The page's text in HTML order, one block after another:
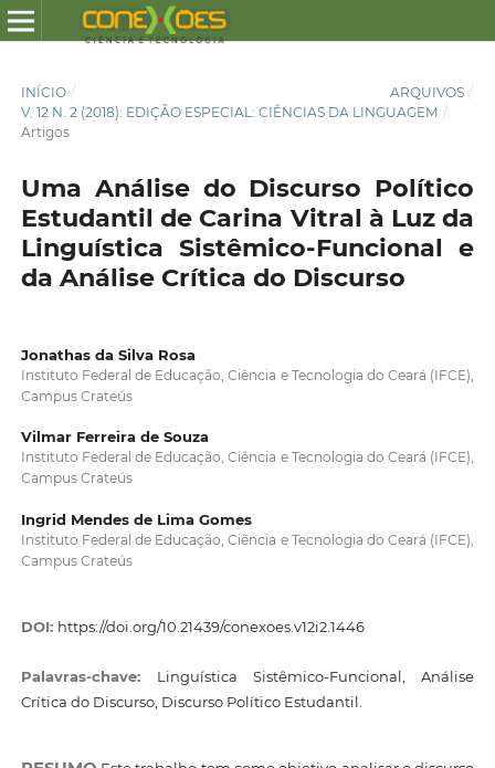
INÍCIO / ARQUIVOS /
V. 12 N. 2 (2018): EDIÇÃO ESPECIAL: CIÊNCIAS DA LINGUAGEM /
Artigos
Uma Análise do Discurso Político
Estudantil de Carina Vitral à Luz da
Linguística Sistêmico-Funcional e
da Análise Crítica do Discurso
Jonathas da Silva Rosa
Instituto Federal de Educação, Ciência e Tecnologia do Ceará (IFCE),
Campus Crateús
Vilmar Ferreira de Souza
Instituto Federal de Educação, Ciência e Tecnologia do Ceará (IFCE),
Campus Crateús
Ingrid Mendes de Lima Gomes
Instituto Federal de Educação, Ciência e Tecnologia do Ceará (IFCE),
Campus Crateús
DOI: https://doi.org/10.21439/conexoes.v12i2.1446
Palavras-chave: Linguística Sistêmico-Funcional, Análise
Crítica do Discurso, Discurso Político Estudantil.